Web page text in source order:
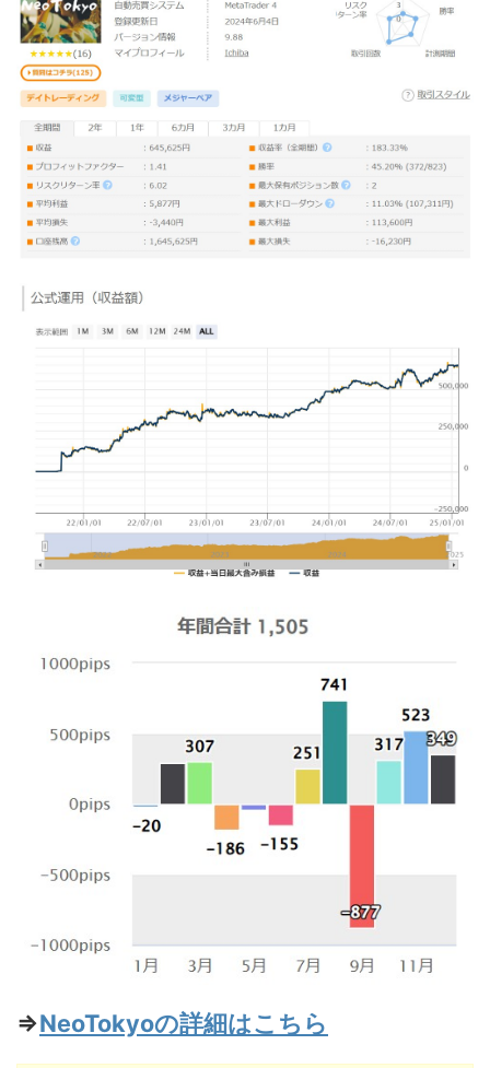
⇒NeoTokyoの詳細はこちら